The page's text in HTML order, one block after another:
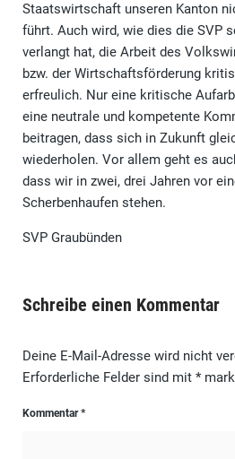
Staatswirtschaft unseren Kanton
führt. Auch wird, wie dies die SVP
verlangt hat, die Arbeit des
bzw. der Wirtschaftsförderung
erfreulich. Nur eine kritische
eine neutrale und kompetente
beitragen, dass sich in Zukunft
wiederholen. Vor allem geht es
dass wir in zwei, drei Jahren vor
Scherbenhaufen stehen.
SVP Graubünden
Schreibe einen Kommentar
Deine E-Mail-Adresse wird nicht
Erforderliche Felder sind mit *
Kommentar*